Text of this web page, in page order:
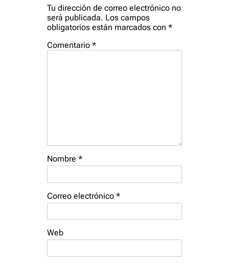
Tu dirección de correo electrónico no
será publicada. Los campos
obligatorios están marcados con *
Comentario *
Nombre *
Correo electrónico *
Web